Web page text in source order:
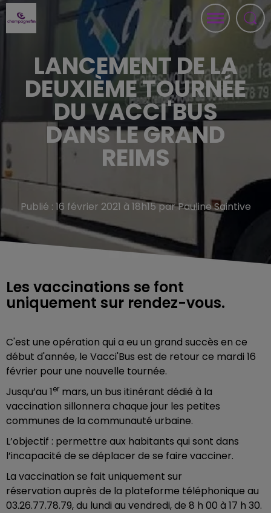
LANCEMENT DE LA
DEUXIÈME TOURNÉE
DU VACCI'BUS
DANS LE GRAND
REIMS
Publié : 16 février 2021 à 18h15 par Pauline Saintive
Les vaccinations se font
uniquement sur rendez-vous.
C'est une opération qui a eu un grand succès en ce
début d'année, le Vacci'Bus est de retour ce mardi 16
février pour une nouvelle tournée.
Jusqu’au 1er mars, un bus itinérant dédié à la
vaccination sillonnera chaque jour les petites
communes de la communauté urbaine.
L’objectif : permettre aux habitants qui sont dans
l’incapacité de se déplacer de se faire vacciner.
La vaccination se fait uniquement sur
réservation auprès de la plateforme téléphonique au
03.26.77.78.79, du lundi au vendredi, de 8 h 00 à 17 h 30.